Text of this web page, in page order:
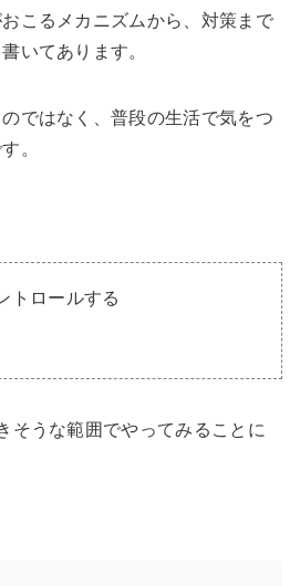
こるメカニズムから、対策まで
いてあります。
ではなく、普段の生活で気をつ
。
トロールする
そうな範囲でやってみることに